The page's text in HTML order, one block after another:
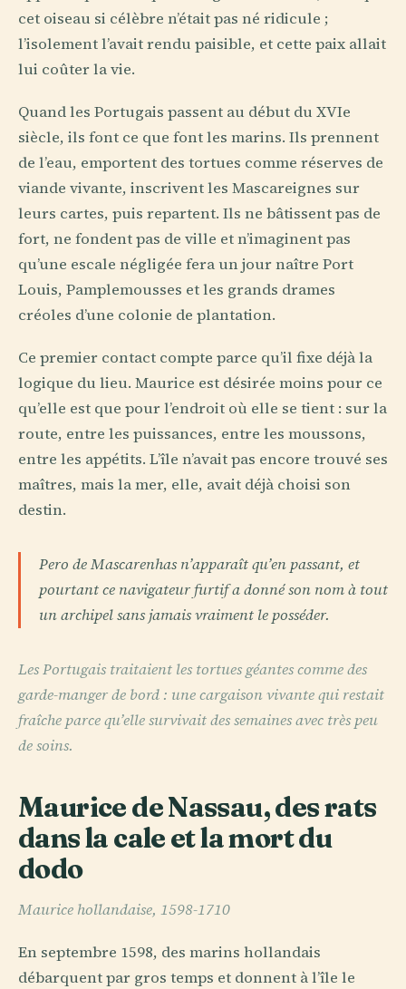
cet oiseau si célèbre n’était pas né ridicule ;
l’isolement l’avait rendu paisible, et cette paix allait
lui coûter la vie.
Quand les Portugais passent au début du XVIe
siècle, ils font ce que font les marins. Ils prennent
de l’eau, emportent des tortues comme réserves de
viande vivante, inscrivent les Mascareignes sur
leurs cartes, puis repartent. Ils ne bâtissent pas de
fort, ne fondent pas de ville et n’imaginent pas
qu’une escale négligée fera un jour naître Port
Louis, Pamplemousses et les grands drames
créoles d’une colonie de plantation.
Ce premier contact compte parce qu’il fixe déjà la
logique du lieu. Maurice est désirée moins pour ce
qu’elle est que pour l’endroit où elle se tient : sur la
route, entre les puissances, entre les moussons,
entre les appétits. L’île n’avait pas encore trouvé ses
maîtres, mais la mer, elle, avait déjà choisi son
destin.
Pero de Mascarenhas n’apparaît qu’en passant, et
pourtant ce navigateur furtif a donné son nom à tout
un archipel sans jamais vraiment le posséder.
Les Portugais traitaient les tortues géantes comme des
garde-manger de bord : une cargaison vivante qui restait
fraîche parce qu’elle survivait des semaines avec très peu
de soins.
Maurice de Nassau, des rats
dans la cale et la mort du
dodo
Maurice hollandaise, 1598-1710
En septembre 1598, des marins hollandais
débarquent par gros temps et donnent à l’île le